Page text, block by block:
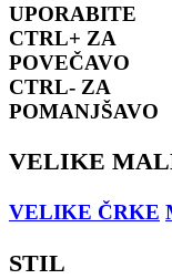
UPORABITE
CTRL+ ZA
POVEČAVO
CTRL- ZA
POMANJŠAVO
VELIKE
VELIKE ČRKE
STIL